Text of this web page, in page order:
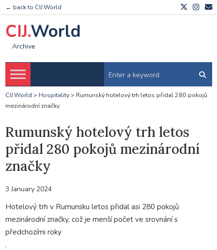
← back to CIJ.World
CIJ.World
Archive
CIJ.World > Hospitality> Rumunský hotelový trh letos přidal 280 pokojů
mezinárodní značky
Rumunský hotelový trh letos
přidal 280 pokojů mezinárodní
značky
3 January 2024
Hotelový trh v Rumunsku letos přidal asi 280 pokojů
mezinárodní značky, což je menší počet ve srovnání s
předchozími roky
.